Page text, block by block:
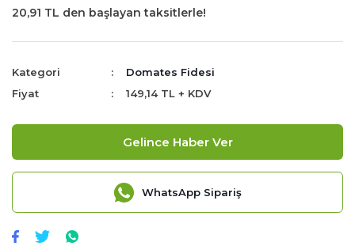
20,91 TL den başlayan taksitlerle!
Kategori
Domates Fidesi
Fiyat
149,14 TL + KDV
Gelince Haber Ver
WhatsApp Sipariş